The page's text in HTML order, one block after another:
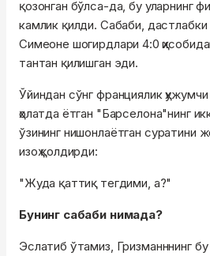
қозонган бўлса-да, бу уларнинг
камлик қилди. Сабаби, дастлабки
Симеоне шогирдлари 4:0
тантан қилишган эди.
Ўйиндан сўнг франциялик
ҳолатда ётган "Барселона"нинг
ўзининг нишонлаётган суратини
изоҳ қолдирди:
"Жуда қаттиқ тегдими, а?"
Бунинг сабаби нимада?
Эслатиб ўтамиз, Гризманннинг